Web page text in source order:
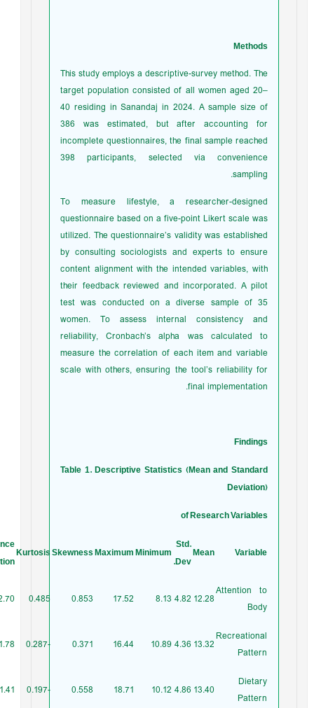
Methods
This study employs a descriptive-survey method. The
target population consisted of all women aged 20–
40 residing in Sanandaj in 2024. A sample size of
386 was estimated, but after accounting for
incomplete questionnaires, the final sample reached
398 participants, selected via convenience
sampling.
To measure lifestyle, a researcher-designed
questionnaire based on a five-point Likert scale was
utilized. The questionnaire’s validity was established
by consulting sociologists and experts to ensure
content alignment with the intended variables, with
their feedback reviewed and incorporated. A pilot
test was conducted on a diverse sample of 35
women. To assess internal consistency and
reliability, Cronbach’s alpha was calculated to
measure the correlation of each item and variable
scale with others, ensuring the tool’s reliability for
final implementation.
Findings
Table 1. Descriptive Statistics (Mean and Standard
Deviation)
of Research Variables
Variable
Mean
Std.
Dev.
Minimum
Maximum
Skewness
Kurtosis
Attention to
Body
12.28
4.82
8.13
17.52
0.853
0.485
2.70
Recreational
Pattern
13.32
4.36
10.89
16.44
0.371
1.78
Dietary
Pattern
13.40
4.86
10.12
18.71
0.558
1.41